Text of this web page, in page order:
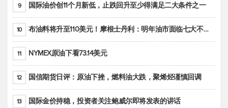
9 国际油价创11个月新低，止跌回升至少得满足二大条件之一
10 布油料将升至110美元！摩根士丹利：明年油市面临七大不确定性
11 NYMEX原油下看73.14美元
12 国信期货日评：原油下挫，燃料油大跌，聚烯烃谨慎回调
13 国际金价持稳，投资者关注鲍威尔即将发表的讲话